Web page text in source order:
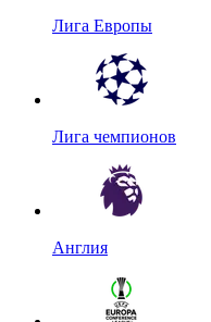
Лига Европы
Лига чемпионов
Англия